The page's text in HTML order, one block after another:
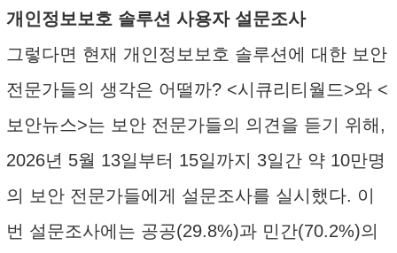
개인정보보호 솔루션 사용자 설문조사
그렇다면 현재 개인정보보호 솔루션에 대한 보안
전문가들의 생각은 어떨까? <시큐리티월드>와 <
보안뉴스>는 보안 전문가들의 의견을 듣기 위해,
2026년 5월 13일부터 15일까지 3일간 약 10만명
의 보안 전문가들에게 설문조사를 실시했다. 이
번 설문조사에는 공공(29.8%)과 민간(70.2%)의